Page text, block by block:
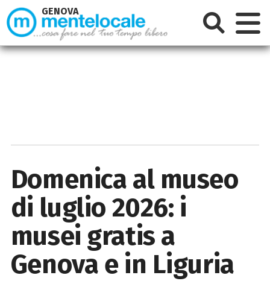
Domenica al museo
di luglio 2026: i
musei gratis a
Genova e in Liguria
GENOVA